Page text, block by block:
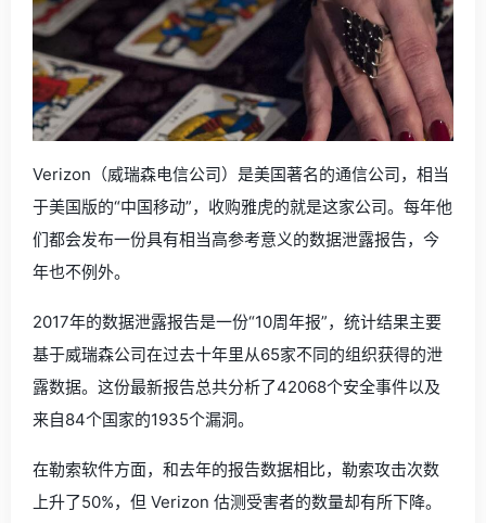
Verizon（威瑞森电信公司）是美国著名的通信公司，相当
于美国版的“中国移动”，收购雅虎的就是这家公司。每年他
们都会发布一份具有相当高参考意义的数据泄露报告，今
年也不例外。
2017年的数据泄露报告是一份“10周年报”，统计结果主要
基于威瑞森公司在过去十年里从65家不同的组织获得的泄
露数据。这份最新报告总共分析了42068个安全事件以及
来自84个国家的1935个漏洞。
在勒索软件方面，和去年的报告数据相比，勒索攻击次数
上升了50%，但 Verizon 估测受害者的数量却有所下降。